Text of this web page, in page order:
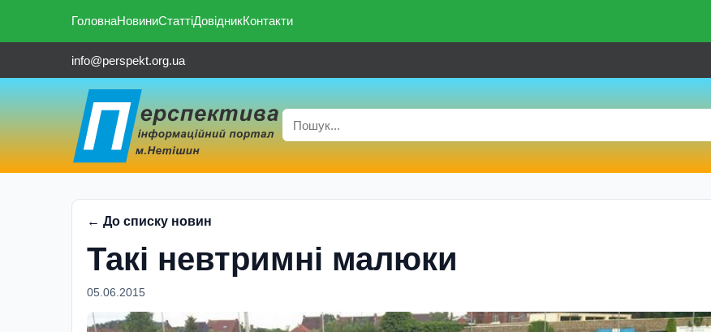
ГоловнаНовиниСтаттіДовідникКонтакти
info@perspekt.org.ua
← До списку новин
Такі невтримні малюки
05.06.2015